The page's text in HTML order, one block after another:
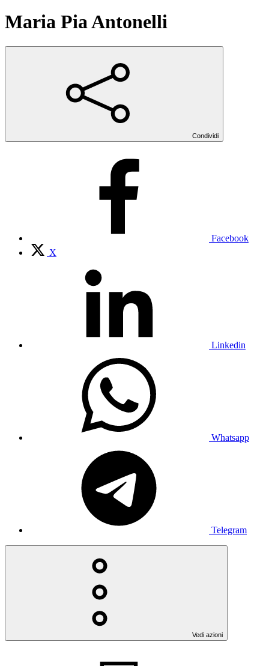
Maria Pia Antonelli
Condividi
Facebook
X
Linkedin
Whatsapp
Telegram
Vedi azioni